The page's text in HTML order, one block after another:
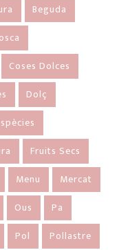
Beguda
Coses Dolces
Dolç
Fruits Secs
Menu
Mercat
Ous
Pa
Pol
Pollastre